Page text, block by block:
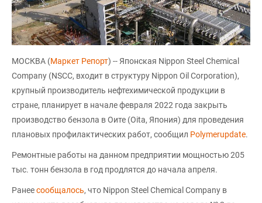
МОСКВА (Маркет Репорт) -- Японская Nippon Steel Chemical
Company (NSCC, входит в структуру Nippon Oil Corporation),
крупный производитель нефтехимической продукции в
стране, планирует в начале февраля 2022 года закрыть
производство бензола в Оите (Oita, Япония) для проведения
плановых профилактических работ, сообщил Polymerupdate.
Ремонтные работы на данном предприятии мощностью 205
тыс. тонн бензола в год продлятся до начала апреля.
Ранеесообщалось, что Nippon Steel Chemical Company в